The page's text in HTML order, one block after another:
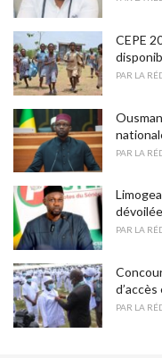
e
:
CEPE
PAR LA
PAR LA
dévoilée
PAR LA
PAR LA